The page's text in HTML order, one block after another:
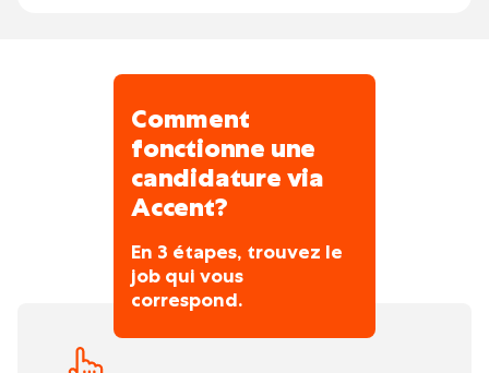
Comment
fonctionne une
candidature via
Accent?
En 3 étapes, trouvez le
job qui vous
correspond.